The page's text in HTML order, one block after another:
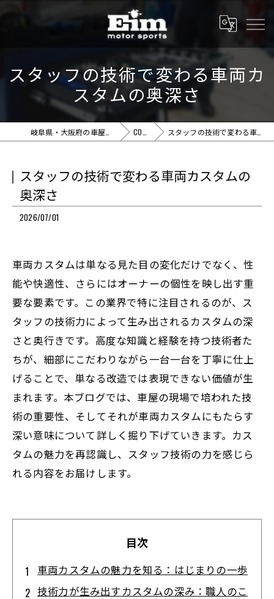
スタッフの技術で変わる車両カ
スタムの奥深さ
COLUMN スタッフの技術で変わる車両カスタムの奥深さ
スタッフの技術で変わる車両カスタムの
奥深さ
2026/07/01
車両カスタムは単なる見た目の変化だけでなく、性
能や快適性、さらにはオーナーの個性を映し出す重
要な要素です。この業界で特に注目されるのが、ス
タッフの技術力によって生み出されるカスタムの深
さと奥行きです。高度な知識と経験を持つ技術者た
ちが、細部にこだわりながら一台一台を丁寧に仕上
げることで、単なる改造では表現できない価値が生
まれます。本ブログでは、車屋の現場で培われた技
術の重要性、そしてそれが車両カスタムにもたらす
深い意味について詳しく掘り下げていきます。カス
タムの魅力を再認識し、スタッフ技術の力を感じら
れる内容をお届けします。
目次
車両カスタムの魅力を知る：はじまりの一歩
技術力が生み出すカスタムの深み：職人のこ